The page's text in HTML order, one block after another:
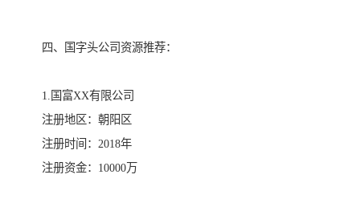
四、国字头公司资源推荐：
1.国富XX有限公司
注册地区：朝阳区
注册时间：2018年
注册资金：10000万